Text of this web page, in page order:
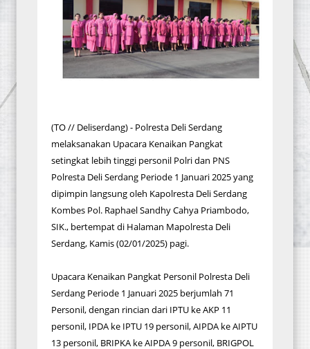
(TO // Deliserdang) - Polresta Deli Serdang
melaksanakan Upacara Kenaikan Pangkat
setingkat lebih tinggi personil Polri dan PNS
Polresta Deli Serdang Periode 1 Januari 2025 yang
dipimpin langsung oleh Kapolresta Deli Serdang
Kombes Pol. Raphael Sandhy Cahya Priambodo,
SIK., bertempat di Halaman Mapolresta Deli
Serdang, Kamis (02/01/2025) pagi.
Upacara Kenaikan Pangkat Personil Polresta Deli
Serdang Periode 1 Januari 2025 berjumlah 71
Personil, dengan rincian dari IPTU ke AKP 11
personil, IPDA ke IPTU 19 personil, AIPDA ke AIPTU
13 personil, BRIPKA ke AIPDA 9 personil, BRIGPOL